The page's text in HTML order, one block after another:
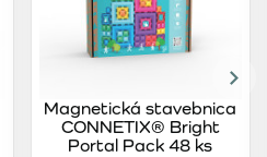
Magnetická stavebnica
CONNETIX® Bright
Portal Pack 48 ks